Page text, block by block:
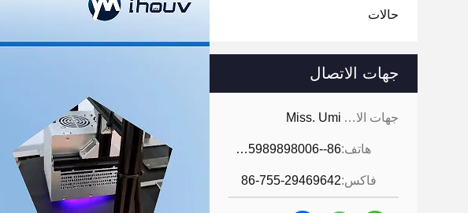
حالات
جهات الاتصال
جهات الاتصال: Miss. Umi
هاتف: 86--18926468268-15989898006
فاكس:86-755-29469642